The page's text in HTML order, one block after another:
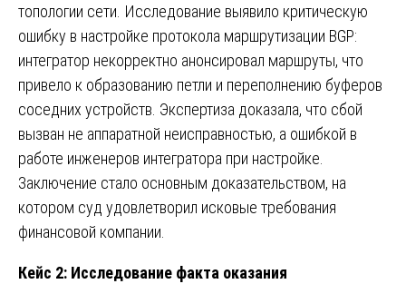
топологии сети. Исследование выявило критическую
ошибку в настройке протокола маршрутизации BGP:
интегратор некорректно анонсировал маршруты, что
привело к образованию петли и переполнению буферов
соседних устройств. Экспертиза доказала, что сбой
вызван не аппаратной неисправностью, а ошибкой в
работе инженеров интегратора при настройке.
Заключение стало основным доказательством, на
котором суд удовлетворил исковые требования
финансовой компании.
Кейс 2: Исследование факта оказания